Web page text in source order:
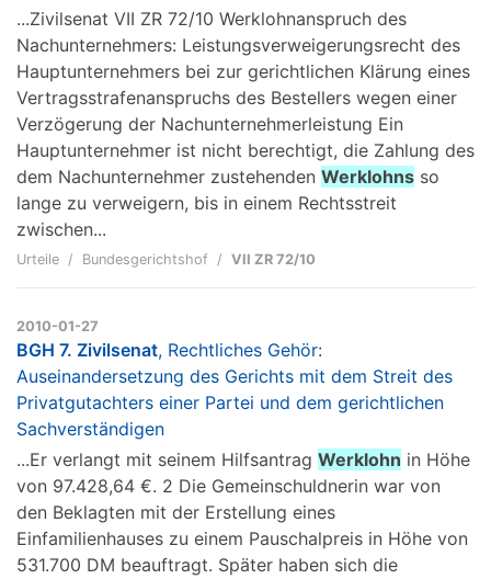
...Zivilsenat VII ZR 72/10 Werklohnanspruch des
Nachunternehmers: Leistungsverweigerungsrecht des
Hauptunternehmers bei zur gerichtlichen Klärung eines
Vertragsstrafenanspruchs des Bestellers wegen einer
Verzögerung der Nachunternehmerleistung Ein
Hauptunternehmer ist nicht berechtigt, die Zahlung des
dem Nachunternehmer zustehenden Werklohns so
lange zu verweigern, bis in einem Rechtsstreit
zwischen...
Urteile Bundesgerichtshof VII ZR 72/10
2010-01-27
BGH 7. Zivilsenat, Rechtliches Gehör:
Auseinandersetzung des Gerichts mit dem Streit des
Privatgutachters einer Partei und dem gerichtlichen
Sachverständigen
...Er verlangt mit seinem Hilfsantrag Werklohn in Höhe
von 97.428,64 €. 2 Die Gemeinschuldnerin war von
den Beklagten mit der Erstellung eines
Einfamilienhauses zu einem Pauschalpreis in Höhe von
531.700 DM beauftragt. Später haben sich die